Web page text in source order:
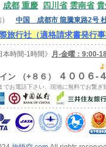
成都 重慶 四川省 雲南省
） 中国 成都市 龍騰東路2号
行社（適格請求書発行
本時間-1時間》 月-金曜：9:00-
ン （+８６） ４００６-
でお電話下さい、現地に無料でお繋ぎ